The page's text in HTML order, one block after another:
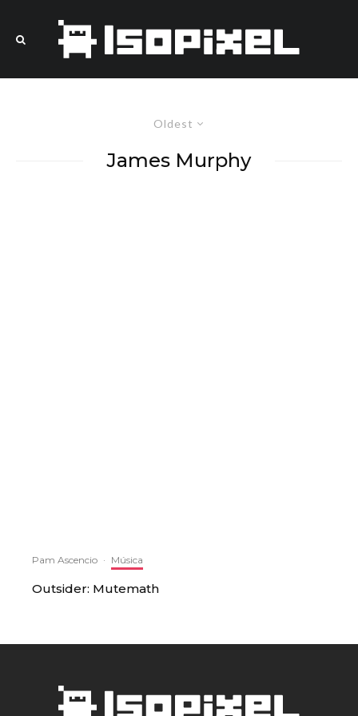
Oldest
James Murphy
Pam Ascencio · Música
Outsider: Mutemath